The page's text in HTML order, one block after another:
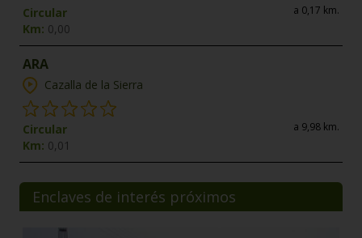
Circular
Km: 0,00
a 0,17 km.
ARA
Cazalla de la Sierra
Circular
Km: 0,01
a 9,98 km.
Enclaves de interés próximos